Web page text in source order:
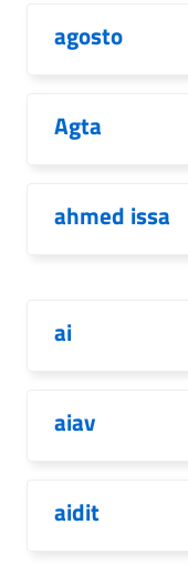
agosto
Agta
ahmed issa
ai
aiav
aidit